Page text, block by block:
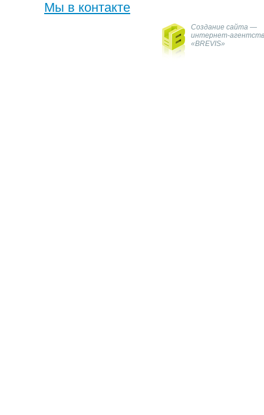
Мы в контакте
Создание сайта —
интернет-
«BREVIS»